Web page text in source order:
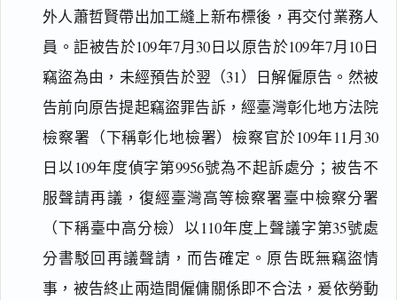
外人蕭哲賢帶出加工縫上新布標後，再交付業務人
員。詎被告於109年7月30日以原告於109年7月10日
竊盜為由，未經預告於翌（31）日解僱原告。然被
告前向原告提起竊盜罪告訴，經臺灣彰化地方法院
檢察署（下稱彰化地檢署）檢察官於109年11月30
日以109年度偵字第9956號為不起訴處分；被告不
服聲請再議，復經臺灣高等檢察署臺中檢察分署
（下稱臺中高分檢）以110年度上聲議字第35號處
分書駁回再議聲請，而告確定。原告既無竊盜情
事，被告終止兩造間僱傭關係即不合法，爰依勞動